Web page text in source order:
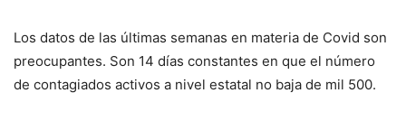
Los datos de las últimas semanas en materia de Covid son
preocupantes. Son 14 días constantes en que el número
de contagiados activos a nivel estatal no baja de mil 500.